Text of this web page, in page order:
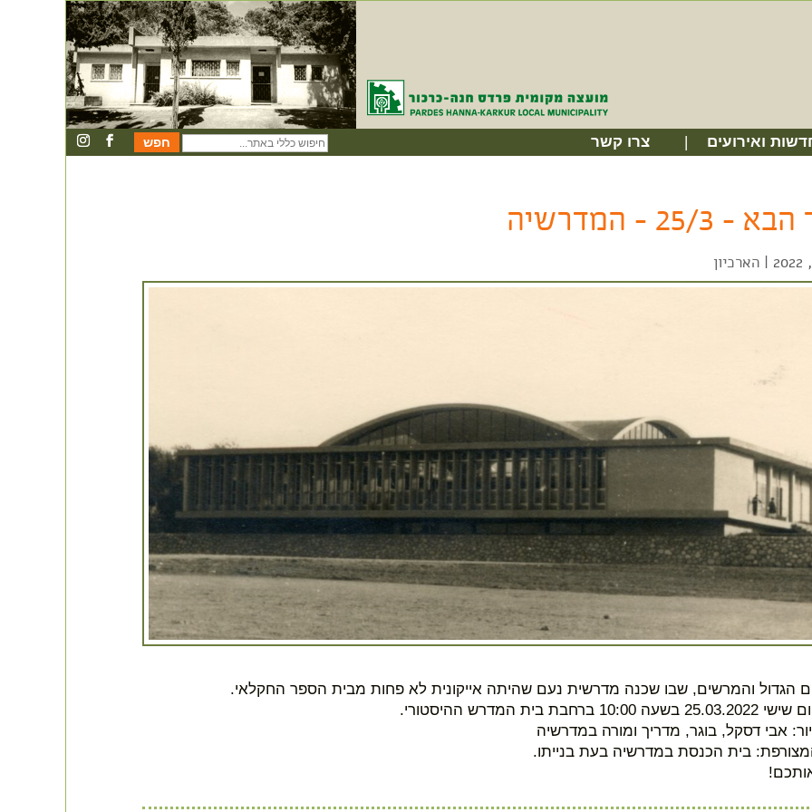
חיפוש
כללי
באתר
ואירועים צרו קשר
3 – המדרשיה
| הארכיון
הגדול והמרשים, שבו שכנה מדרשית נעם שהיתה אייקונית לא פחות מבית הספר החקלאי.
ברחבת בית המדרש ההיסטורי.
אבי דסקל, בוגר, מדריך ומורה במדרשיה
בית הכנסת במדרשיה בעת בנייתו.